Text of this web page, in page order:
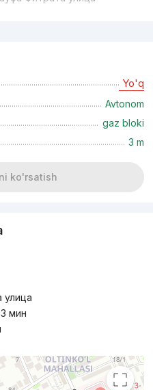
Yo'q
Avtonom
gaz bloki
3 m
ko'rsatish
улица
мин